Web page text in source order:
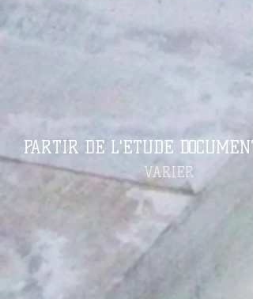
PARTIR DE L'ETUDE
VARIER